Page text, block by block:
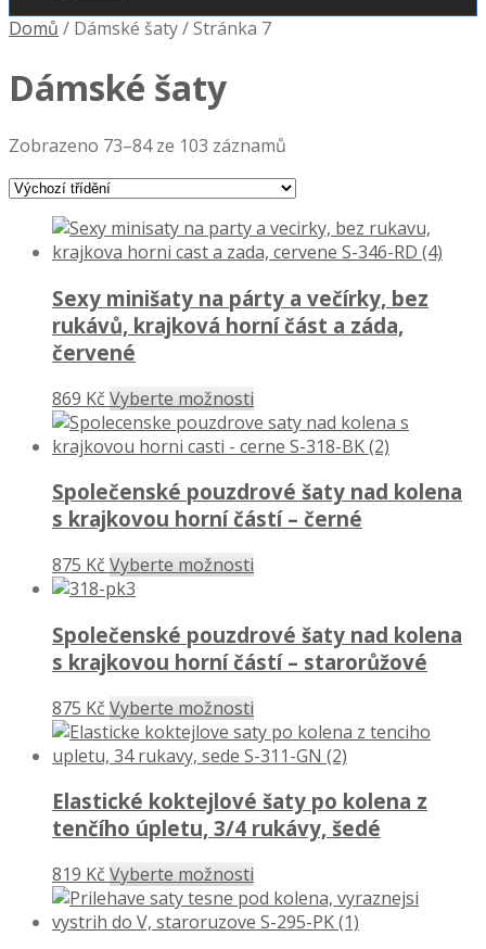
Domů / Dámské šaty/Stránka 7
Dámské šaty
Zobrazeno 73–84 ze 103 záznamů
Sexy minišaty na párty a večírky, bez
rukávů, krajková horní část a záda,
červené
869 Kč Vyberte možnosti
Společenské pouzdrové šaty nad kolena
s krajkovou horní částí – černé
875 Kč Vyberte možnosti
Společenské pouzdrové šaty nad kolena
s krajkovou horní částí – starorůžové
875 Kč Vyberte možnosti
Elastické koktejlové šaty po kolena z
tenčího úpletu, 3/4 rukávy, šedé
819 Kč Vyberte možnosti